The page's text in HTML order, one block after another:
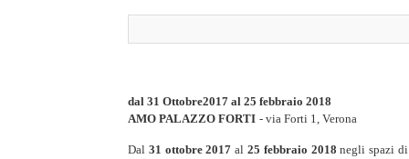
dal 31 Ottobre2017 al 25 febbraio 2018
AMO PALAZZO FORTI - via Forti 1, Verona
Dal 31 ottobre 2017 al25 febbraio 2018 negli spazi